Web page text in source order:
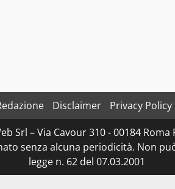
Disclaimer
Privacy Policy
– Via Cavour 310 - 00184
senza alcuna periodicità. Non
legge n. 62 del 07.03.2001